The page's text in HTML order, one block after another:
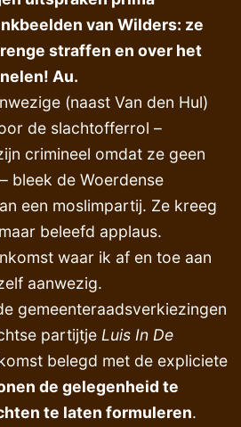
van Wilders: ze
straffen en over het
Au.
(naast Van den Hul)
de slachtofferrol –
crimineel omdat ze geen
bleek de Woerdense
een moslimpartij. Ze kreeg
beleefd applaus.
waar ik af en toe aan
aanwezig.
gemeenteraadsverkiezingen
partijtje Luis In De
belegd met de expliciete
de gelegenheid te
te laten formuleren.